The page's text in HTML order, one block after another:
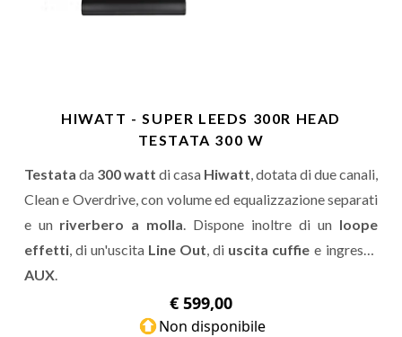
HIWATT - SUPER LEEDS 300R HEAD
TESTATA 300 W
Testata da 300 watt di casa Hiwatt, dotata di due canali,
Clean e Overdrive, con volume ed equalizzazione separati
e un riverbero a molla. Dispone inoltre di un loope
effetti, di un'uscita Line Out, di uscita cuffie e ingresso
AUX.
€ 599,00
Non disponibile